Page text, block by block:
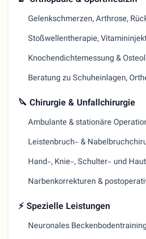
Gelenkschmerzen, Arthrose,
Stoßwellentherapie,
Knochendichtemessung &
Beratung zu Schuheinlagen,
🔪 Chirurgie & Unfallchirurgie
Ambulante & stationäre
Leistenbruch- &
Hand-, Knie-, Schulter- und
Narbenkorrekturen &
⚡ Spezielle Leistungen
Neuronales